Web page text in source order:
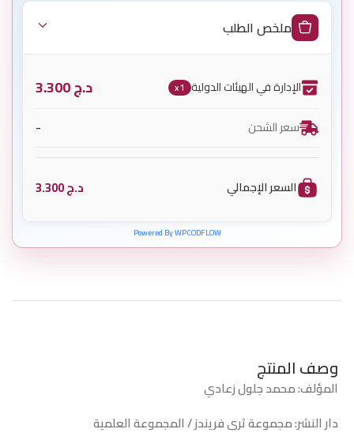
ملخص الطلب
الإدارة في الهيئات الدولية x1 د.ج
سعر الشحن -
السعر الإجمالي د.ج
Powered By WPCODFLOW
وصف المنتج
المؤلف: محمد جلول زعادي
دار النشر: مجموعة ثرى فريندز / المجموعة العلمية